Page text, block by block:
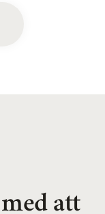
att